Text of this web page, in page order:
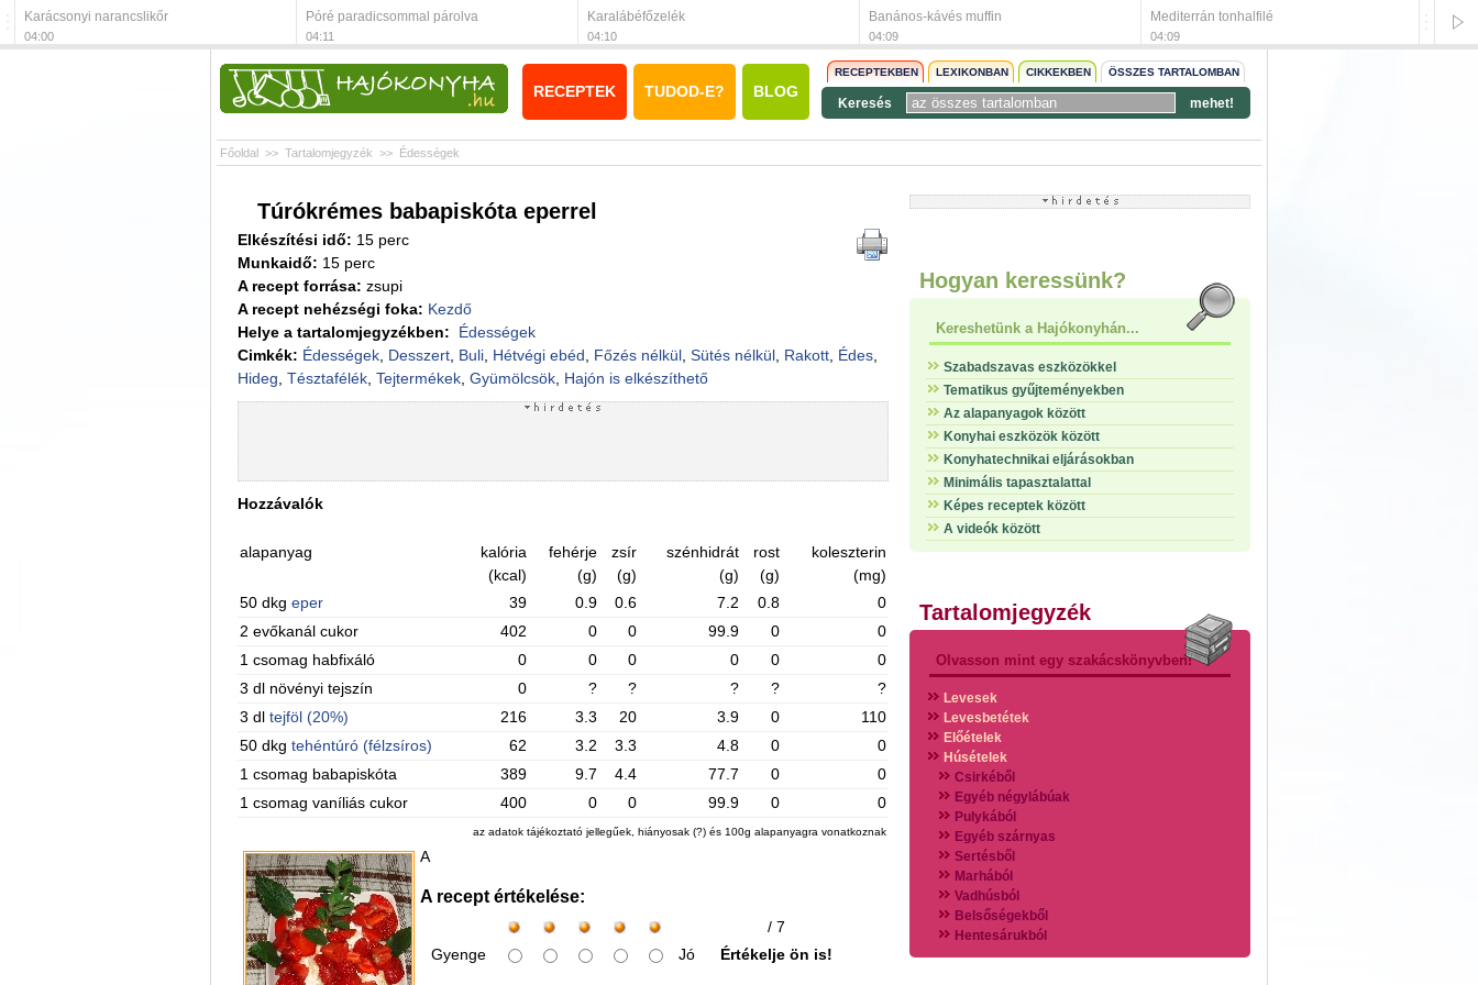
Karácsonyi narancslikőr
04:00
Póré paradicsommal párolva
04:11
Karalábéfőzelék
04:10
Banános-kávés muffin
04:09
Mediterrán tonhalfilé
04:09
RECEPTEK TUDOD-E? BLOG
RECEPTEKBEN LEXIKONBAN CIKKEKBEN ÖSSZES TARTALOMBAN
Keresés mehet!
Főoldal >> Tartalomjegyzék >> Édességek
Túrókrémes babapiskóta eperrel
Elkészítési idő: 15 perc
Munkaidő: 15 perc
A recept forrása: zsupi
A recept nehézségi foka: Kezdő
Helye a tartalomjegyzékben:
Édességek
Cimkék: Édességek, Desszert, Buli, Hétvégi ebéd Főzés nélkül, Sütés nélkül, Rakott, Édes,
Hideg Tésztafélék, Tejtermékek, Gyümölcsök, Hajón is elkészíthető
Hozzávalók
alapanyag
kalória
(kcal)
fehérje
(g)
zsír
(g)
szénhidrát
(g)
rost
(g)
koleszterin
(mg)
50 dkg eper 39 0.9 0.6 7.2 0.8
0
2 evőkanál cukor
402 0 0 99.9 0
0
1 csomag habfixáló
0 0 0 0 0
0
3 dl növényi tejszín
0 ? ? ? ?
?
3 dl tejföl (20%) 216 3.3 20 3.9 0
110
50 dkg tehéntúró (félzsíros) 62 3.2 3.3 4.8 0
0
1 csomag babapiskóta
389 9.7 4.4 77.7 0
0
1 csomag vaníliás cukor
400 0 0 99.9 0 0
az adatok tájékoztató jellegűek, hiányosak (?) és 100g alapanyagra vonatkoznak
A
A recept értékelése:
/ 7
Gyenge
Jó Értékelje ön is!
Hogyan keressünk?
Kereshetünk a Hajókonyhán...
Szabadszavas eszközökkel
Tematikus gyűjteményekben
Az alapanyagok között
Konyhai eszközök között
Konyhatechnikai eljárásokban
Minimális tapasztalattal
Képes receptek között
A videók között
Tartalomjegyzék
Olvasson mint egy szakácskönyvben!
Levesek
Levesbetétek
Előételek
Húsételek
Csirkéből
Egyéb négylábúak
Pulykából
Egyéb szárnyas
Sertésből
Marhából
Vadhúsból
Belsőségekből
Hentesárukból
Vadszárnyasokból